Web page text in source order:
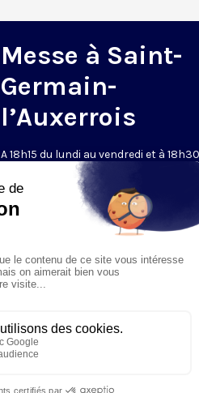
Messe à Saint-
Germain-
l’Auxerrois
A 18h15 du lundi au vendredi et à
samedi et dimanche, KTO retransmet
messe en direct de l'église Saint-
l'Auxerrois, grâce au recteur
aux chapelains de Notre-Dame de
Visiter la page de l'émission